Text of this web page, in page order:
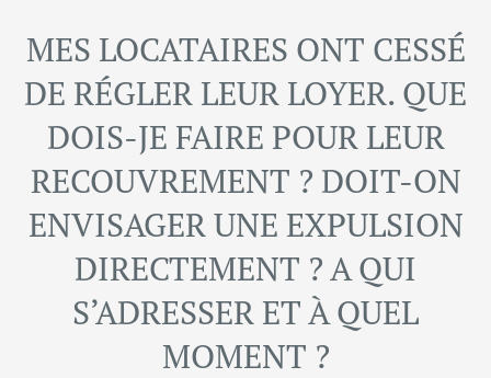
TREMBLAY
EN
FRANCE
SAINT
MANDÉ
MES LOCATAIRES ONT CESSÉ
DE RÉGLER LEUR LOYER. QUE
DOIS-JE FAIRE POUR LEUR
RECOUVREMENT ? DOIT-ON
ENVISAGER UNE EXPULSION
DIRECTEMENT ? A QUI
S’ADRESSER ET À QUEL
MOMENT ?